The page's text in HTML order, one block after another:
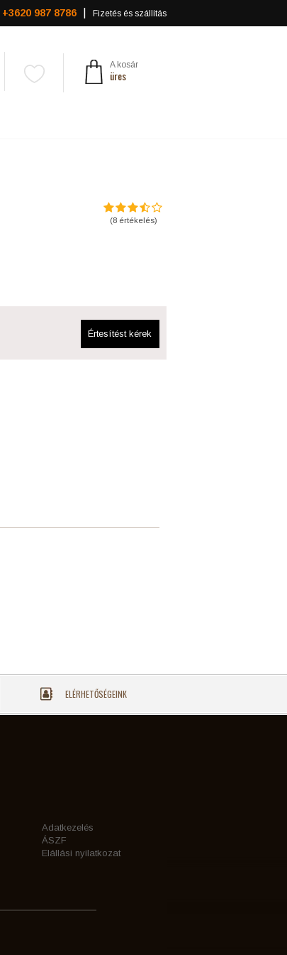
+3620 987 8786 Fizetés és szállítás
A kosár
üres
(8értékelés)
Értesítést kérek
ELÉRHETŐSÉGEINK
Adatkezelés
ÁSZF
Elállási nyilatkozat